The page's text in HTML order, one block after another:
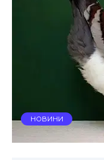
НОВИНИ